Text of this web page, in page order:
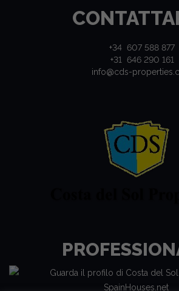
+34 607 588 877
+31 646 290 161
info@cds-